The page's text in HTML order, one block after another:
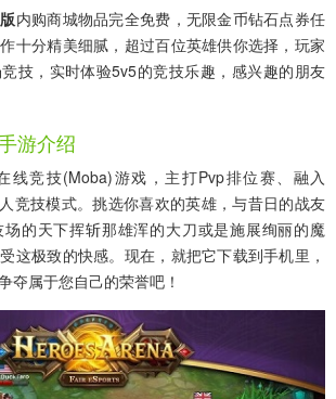
内购商城物品完全免费，无限金币钻石点券任
十分精美细腻，超过百位英雄供你选择，玩家
技，实时体验5v5的竞技乐趣，感兴趣的朋友
游介绍
线竞技(moba)游戏，主打pvp排位赛、融入
竞技模式。挑选你喜欢的英雄，与昔日的战友
的天下挥斩那雄浑的大刀或是施展绚丽的魔
这极致的快感。现在，就把它下载到手机里，
夺属于您自己的荣誉吧！